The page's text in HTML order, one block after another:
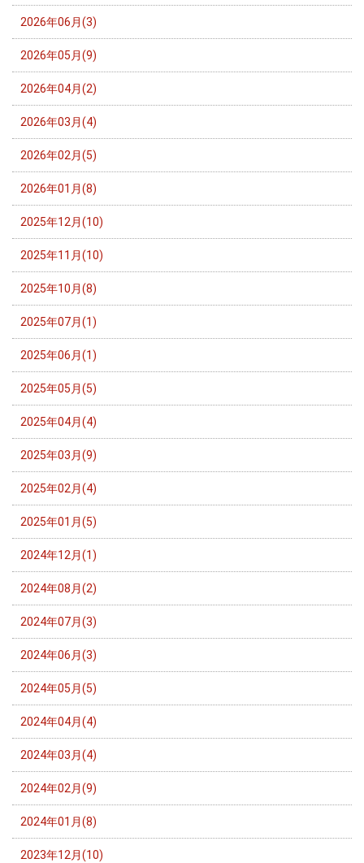
2026年06月(3)
2026年05月(9)
2026年04月(2)
2026年03月(4)
2026年02月(5)
2026年01月(8)
2025年12月(10)
2025年11月(10)
2025年10月(8)
2025年07月(1)
2025年06月(1)
2025年05月(5)
2025年04月(4)
2025年03月(9)
2025年02月(4)
2025年01月(5)
2024年12月(1)
2024年08月(2)
2024年07月(3)
2024年06月(3)
2024年05月(5)
2024年04月(4)
2024年03月(4)
2024年02月(9)
2024年01月(8)
2023年12月(10)